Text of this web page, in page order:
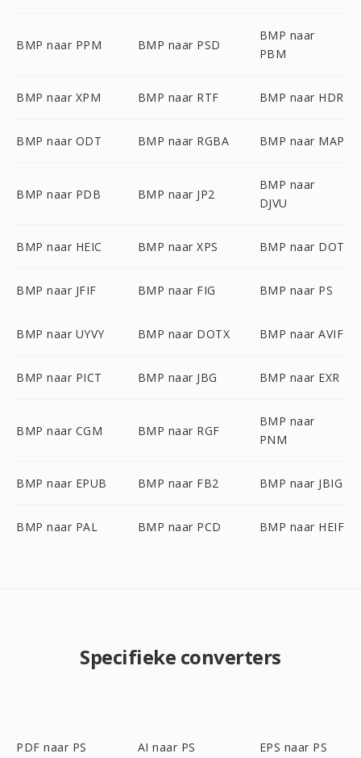
BMP naar PPM BMP naar PSD
BMP naar
PBM
BMP naar XPM BMP naar RTF BMP naar HDR
BMP naar ODT BMP naar RGBA BMP naar MAP
BMP naar PDB BMP naar JP2
BMP naar
DJVU
BMP naar HEIC BMP naar XPS BMP naar DOT
BMP naar JFIF BMP naar FIG BMP naar PS
BMP naar UYVY BMP naar DOTX BMP naar AVIF
BMP naar PICT BMP naar JBG BMP naar EXR
BMP naar CGM BMP naar RGF
BMP naar
PNM
BMP naar EPUB BMP naar FB2 BMP naar JBIG
BMP naar PAL BMP naar PCD BMP naar HEIF
Specifieke converters
PDF naar PS AI naar PS EPS naar PS